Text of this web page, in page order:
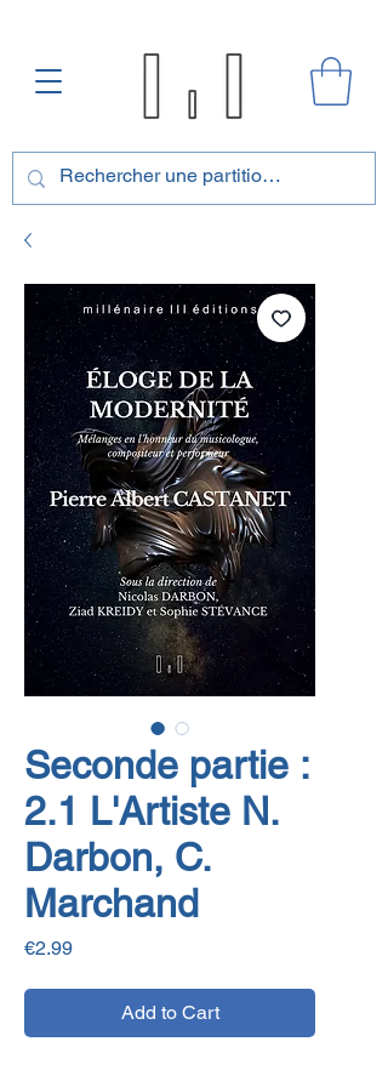
Seconde partie :
2.1 L'Artiste N.
Darbon, C.
Marchand
€2.99Price
Add to Cart